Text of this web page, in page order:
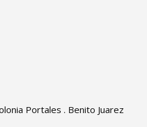
Portales . Benito Juarez